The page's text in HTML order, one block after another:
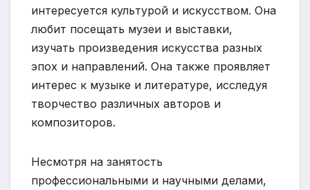
интересуется культурой и искусством. Она
любит посещать музеи и выставки,
изучать произведения искусства разных
эпох и направлений. Она также проявляет
интерес к музыке и литературе, исследуя
творчество различных авторов и
композиторов.
Несмотря на занятость
профессиональными и научными делами,